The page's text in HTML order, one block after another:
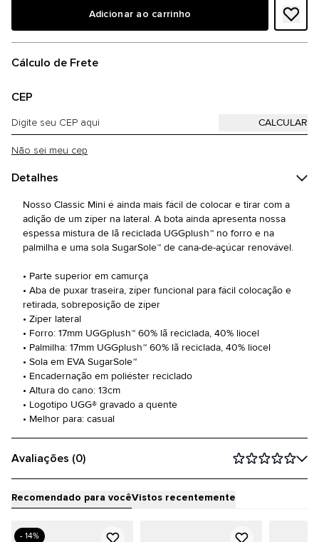
Adicionar ao carrinho
Cálculo de Frete
CEP
Não sei meu cep
Detalhes
Nosso Classic Mini é ainda mais fácil de colocar e tirar com a
adição de um zíper na lateral. A bota ainda apresenta nossa
espessa mistura de lã reciclada UGGplush™ no forro e na
palmilha e uma sola SugarSole™ de cana-de-açúcar renovável.
• Parte superior em camurça
• Aba de puxar traseira, zíper funcional para fácil colocação e
retirada, sobreposição de zíper
• Zíper lateral
• Forro: 17mm UGGplush™ 60% lã reciclada, 40% liocel
• Palmilha: 17mm UGGplush™ 60% lã reciclada, 40% liocel
• Sola em EVA SugarSole™
• Encadernação em poliéster reciclado
• Altura do cano: 13cm
• Logotipo UGG® gravado a quente
• Melhor para: casual
Avaliações (0)
Recomendado para vocêVistos recentemente
- 14%